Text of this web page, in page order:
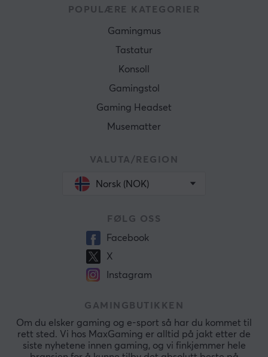
POPULÆRE KATEGORIER
Gamingmus
Tastatur
Konsoll
Gamingstol
Gaming Headset
Musematter
VALUTA/REGION
Norsk (NOK)
FØLG OSS
Facebook
X
Instagram
GAMINGBUTIKKEN
Om du elsker gaming og e-sport så har du kommet til
rett sted. Vi hos MaxGaming er alltid på jakt etter de
siste nyhetene innen gaming, og vi finkjemmer hele